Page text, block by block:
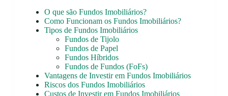
O que são Fundos Imobiliários?
Como Funcionam os Fundos Imobiliários?
Tipos de Fundos Imobiliários
Fundos de Tijolo
Fundos de Papel
Fundos Híbridos
Fundos de Fundos (FoFs)
Vantagens de Investir em Fundos Imobiliários
Riscos dos Fundos Imobiliários
Custos de Investir em Fundos Imobiliários